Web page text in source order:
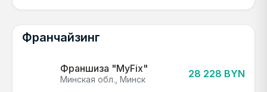
Франчайзинг
Франшиза "MyFix"
Минская обл., Минск 28 228 BYN